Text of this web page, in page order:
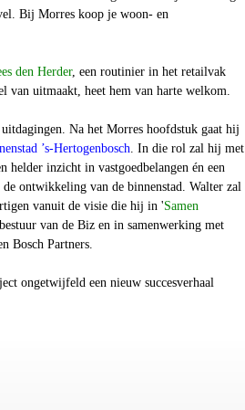
Bij Morres koop je woon- en
den Herder, een routinier in het retailvak
van uitmaakt, heet hem van harte welkom.
Na het Morres hoofdstuk gaat hij
’s-Hertogenbosch. In die rol zal hij met
inzicht in vastgoedbelangen én een
de ontwikkeling van de binnenstad. Walter zal
vanuit de visie die hij in 'Samen
van de Biz en in samenwerking met
Bosch Partners.
ongetwijfeld een nieuw succesverhaal